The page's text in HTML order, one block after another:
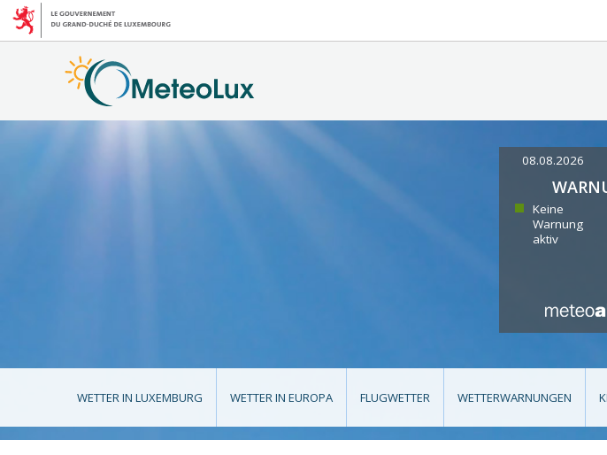
08.08.2026
Keine
Warnung
aktiv
WETTER IN LUXEMBURG WETTER IN EUROPA FLUGWETTER WETTERWARNUNGEN